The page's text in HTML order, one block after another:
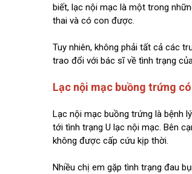
biết, lạc nội mạc là một trong
thai và có con được.
Tuy nhiên, không phải tất cả các
trao đổi với bác sĩ về tình trạng
Lạc nội mạc buồng trứng
Lạc nội mạc buồng trứng là bệnh
tới tình trạng U lạc nội mạc. Bên
không được cấp cứu kịp thời.
Nhiều chị em gặp tình trạng đau